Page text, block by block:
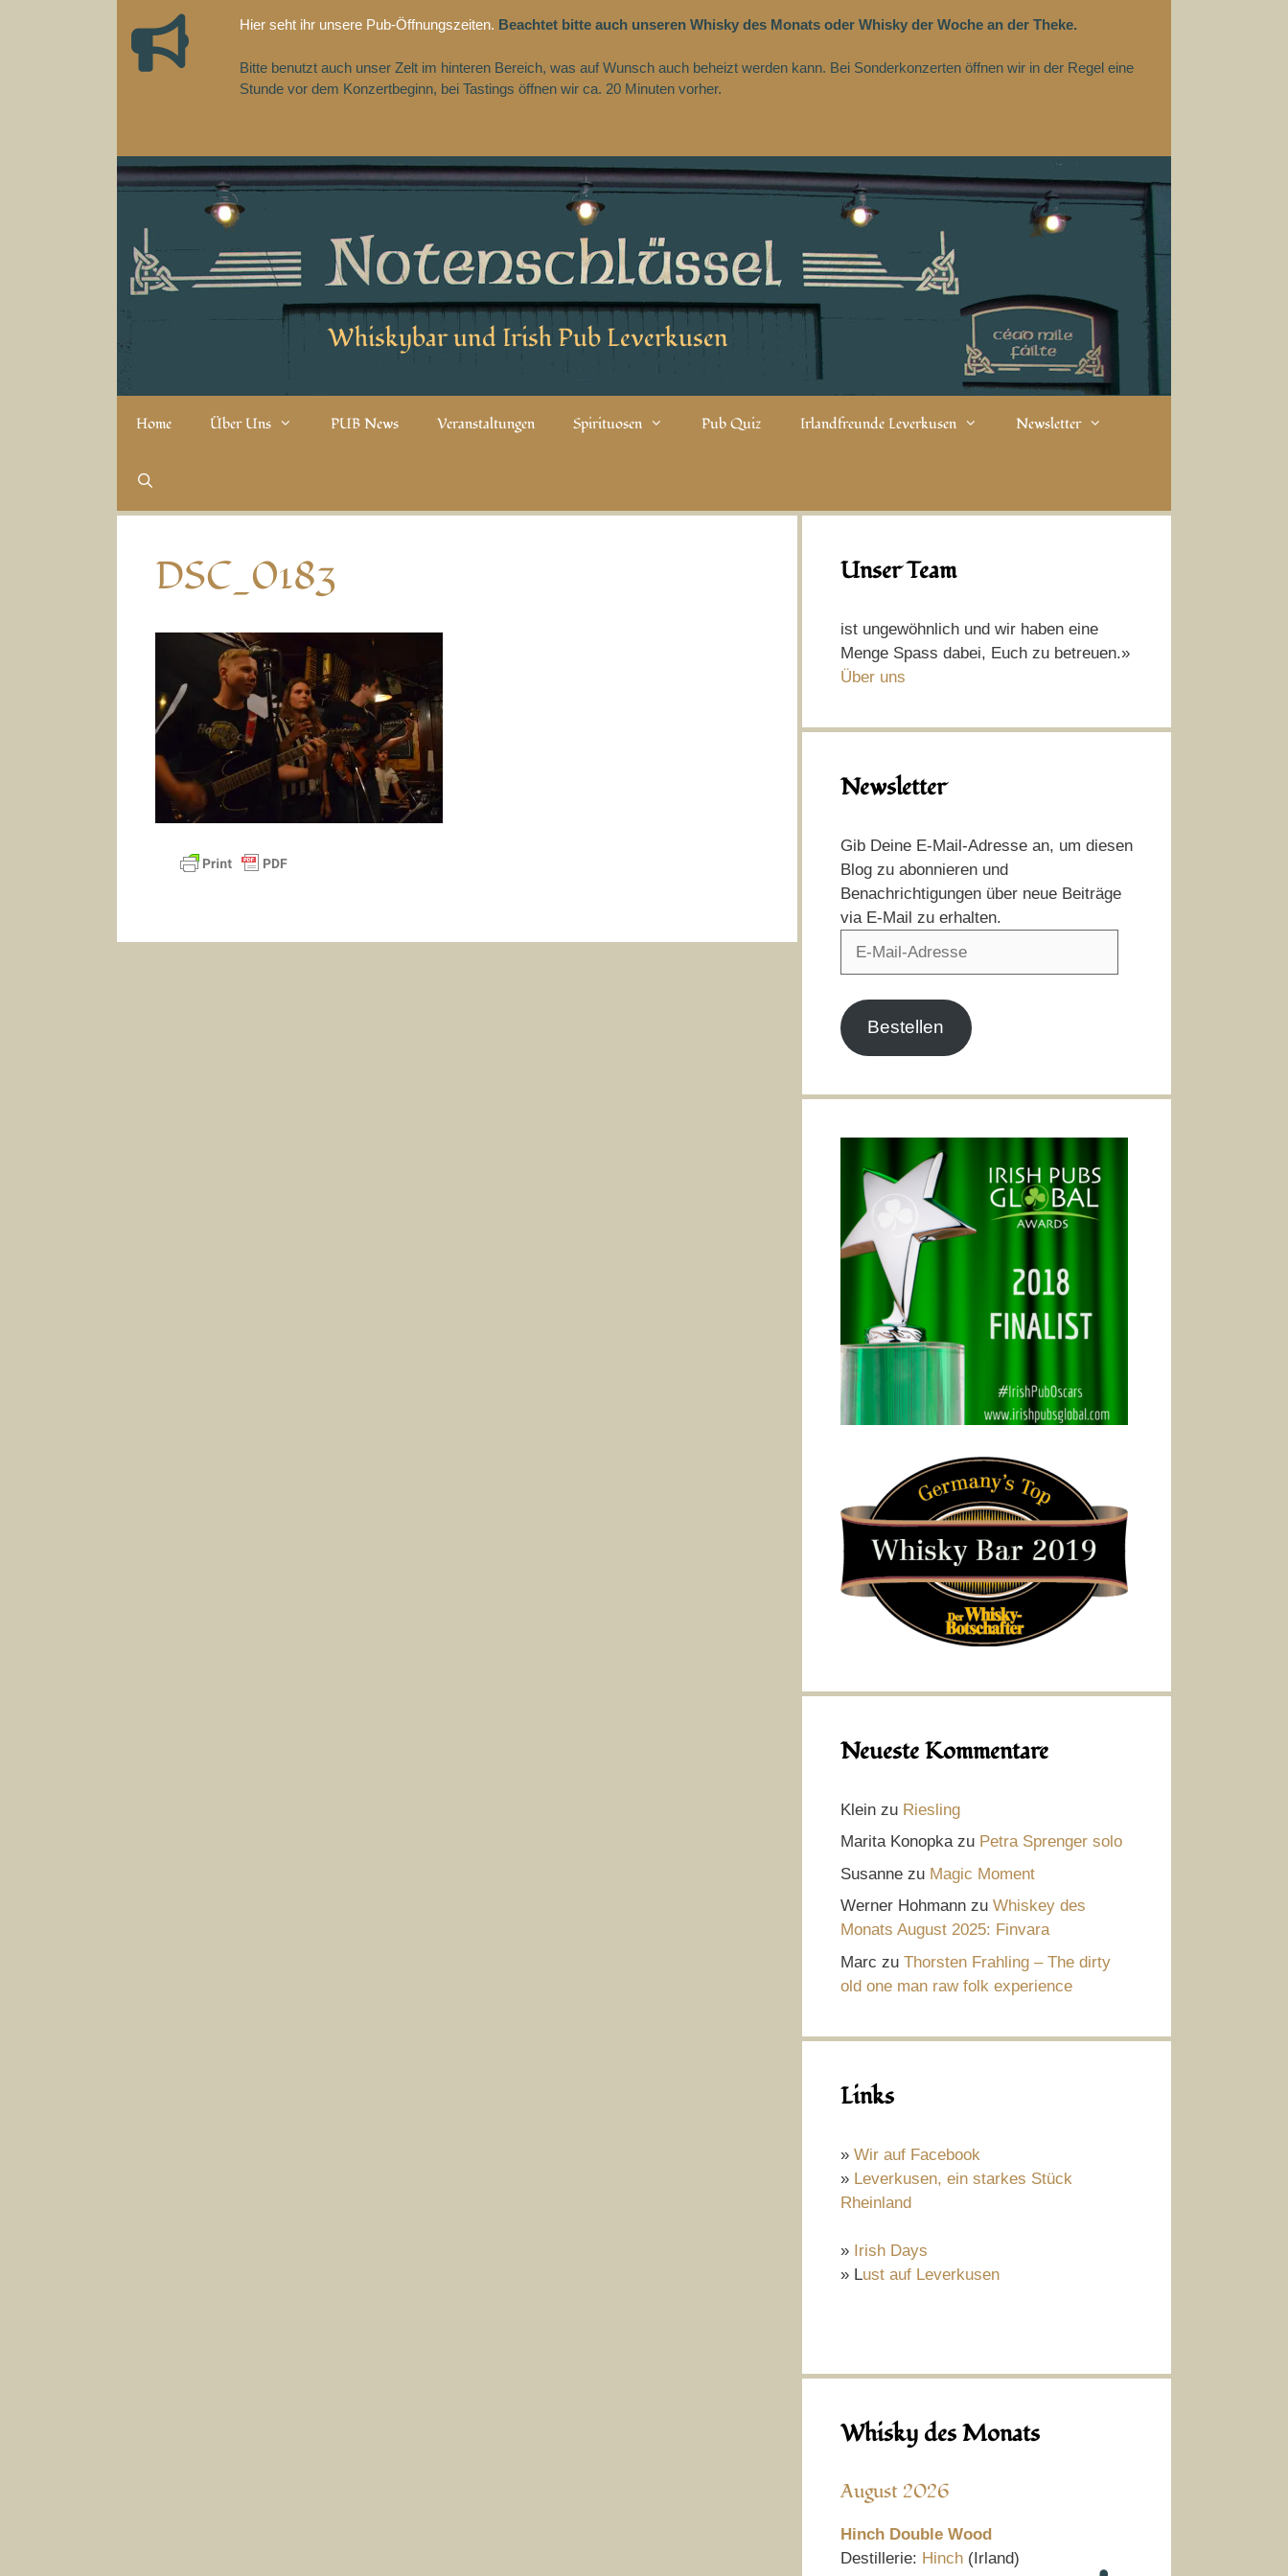
Hier seht ihr unsere Pub-Öffnungszeiten. Beachtet bitte auch unseren Whisky des Monats oder Whisky der Woche an der Theke.
Bitte benutzt auch unser Zelt im hinteren Bereich, was auf Wunsch auch beheizt werden kann. Bei Sonderkonzerten öffnen wir in der Regel eine
Stunde vor dem Konzertbeginn, bei Tastings öffnen wir ca. 20 Minuten vorher.
Whiskybar und Irish Pub Leverkusen
Home Über Uns PUB News Veranstaltungen Spirituosen Pub Quiz Irlandfreunde Leverkusen Newsletter
DSC_0183 Unser Team
ist ungewöhnlich und wir haben eine
Menge Spass dabei, Euch zu betreuen.»
Über uns
Newsletter
Gib Deine E-Mail-Adresse an, um diesen
Blog zu abonnieren und
Benachrichtigungen über neue Beiträge
via E-Mail zu erhalten.
Bestellen
Neueste Kommentare
Klein zu Riesling
Marita Konopkazu Petra Sprenger solo
Susanne zu Magic Moment
Werner Hohmann zu Whiskey des
Monats August 2025: Finvara
Marc zu Thorsten Frahling – The dirty
old one man raw folk experience
Links
» Wir auf Facebook
» Leverkusen, ein starkes Stück
Rheinland
» Irish Days
» Lust auf Leverkusen
Whisky des Monats
August 2026
Hinch Double Wood
Destillerie: Hinch (Irland)